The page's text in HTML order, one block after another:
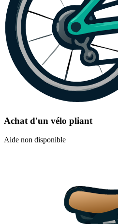
Achat d'un vélo pliant
Aide non disponible